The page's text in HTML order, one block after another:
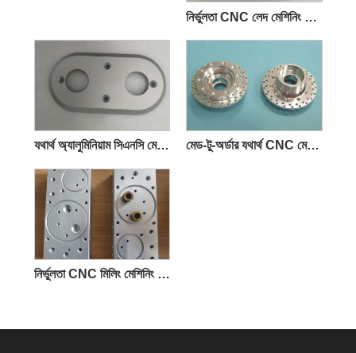
নির্ভুলতা CNC লেদ মেশিনিং অংশ
যথার্থ অ্যালুমিনিয়াম সিএনসি মেশিনিং পার্টস মেড-টু-অর্ডার যথার্থ CNC মেশিনিং যন্ত্রাংশ
নির্ভুলতা CNC মিলিং মেশিনিং অংশ